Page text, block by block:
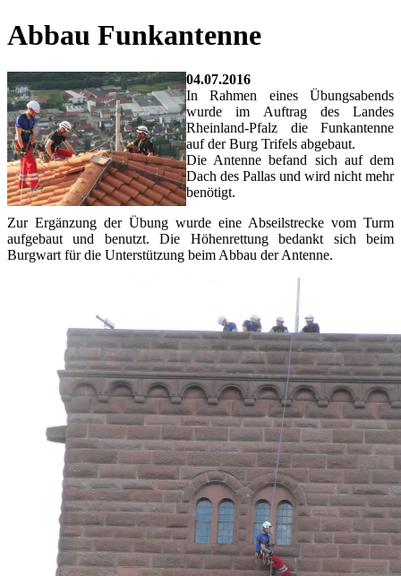
Abbau Funkantenne
04.07.2016
In Rahmen eines Übungsabends
wurde im Auftrag des Landes
Rheinland-Pfalz die Funkantenne
auf der Burg Trifels abgebaut.
Die Antenne befand sich auf dem
Dach des Pallas und wird nicht mehr
benötigt.
Zur Ergänzung der Übung wurde eine Abseilstrecke vom Turm
aufgebaut und benutzt. Die Höhenrettung bedankt sich beim
Burgwart für die Unterstützung beim Abbau der Antenne.